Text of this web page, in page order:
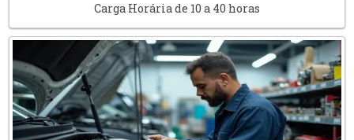
Carga Horária de 10 a 40 horas